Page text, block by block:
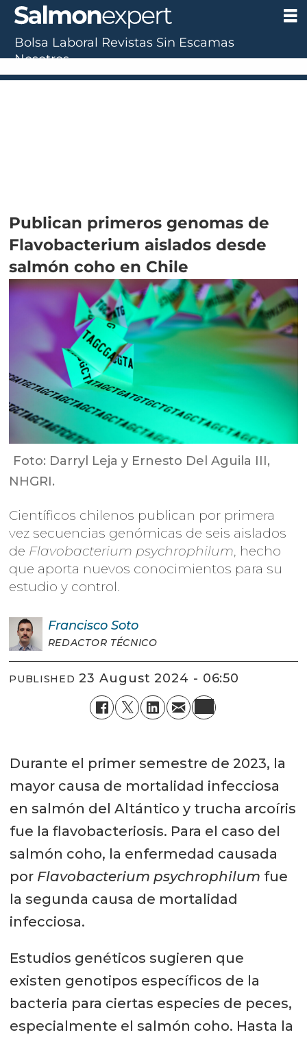
Publican primeros genomas de
Flavobacterium aislados desde
salmón coho en Chile
Foto: Darryl Leja y Ernesto Del Aguila III,
NHGRI.
Científicos chilenos publican por primera
vez secuencias genómicas de seis aislados
de Flavobacterium psychrophilum, hecho
que aporta nuevos conocimientos para su
estudio y control.
Francisco Soto
REDACTOR TÉCNICO
PUBLISHED 23 August 2024 - 06:50
Durante el primer semestre de 2023, la
mayor causa de mortalidad infecciosa
en salmón del Altántico y trucha arcoíris
fue la flavobacteriosis. Para el caso del
salmón coho, la enfermedad causada
por Flavobacterium psychrophilum fue
la segunda causa de mortalidad
infecciosa.
Estudios genéticos sugieren que
existen genotipos específicos de la
bacteria para ciertas especies de peces,
especialmente el salmón coho. Hasta la
Bolsa Laboral Revistas Sin Escamas
Nosotros